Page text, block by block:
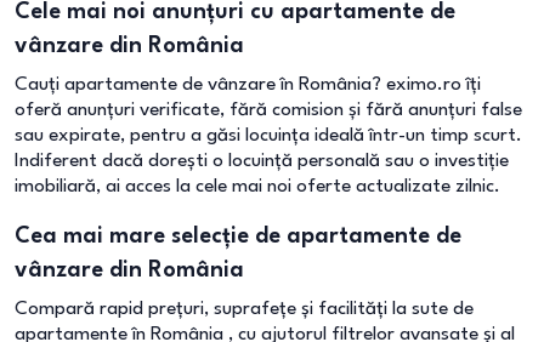
Cele mai noi anunțuri cu apartamente de
vânzare din România
Cauți apartamente de vânzare în România? eximo.ro îți
oferă anunțuri verificate, fără comision și fără anunțuri false
sau expirate, pentru a găsi locuința ideală într-un timp scurt.
Indiferent dacă dorești o locuință personală sau o investiție
imobiliară, ai acces la cele mai noi oferte actualizate zilnic.
Cea mai mare selecție de apartamente de
vânzare din România
Compară rapid prețuri, suprafețe și facilități la sute de
apartamente în România , cu ajutorul filtrelor avansate și al